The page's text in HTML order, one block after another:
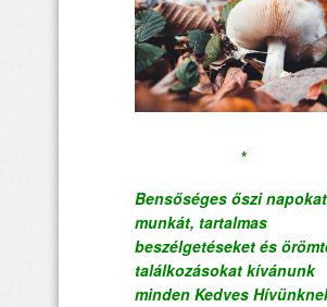
*
Bensőséges őszi
munkát, tartalmas
beszélgetéseket és
találkozásokat kívánunk
minden Kedves